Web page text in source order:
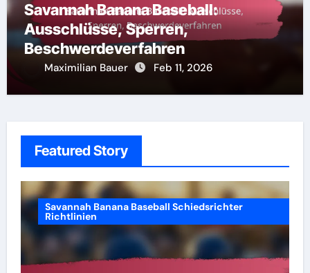
Savannah Banana Baseball:
Ausschlüsse, Sperren,
Beschwerdeverfahren
Maximilian Bauer Feb 11, 2026
Featured Story
Banana Baseball Schiedsrichter